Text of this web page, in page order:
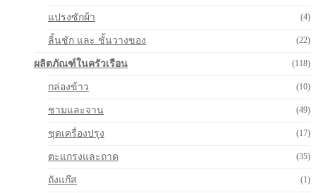
แปรงซักผ้า (4)
ลิ้นชัก และ ชั้นวางของ (22)
ผลิตภัณฑ์ในครัวเรือน (118)
กล่องข้าว (10)
ชามและจาน (49)
ชุดเครื่องปรุง (17)
ตะแกรงและถาด (35)
ถังแก๊ส (1)